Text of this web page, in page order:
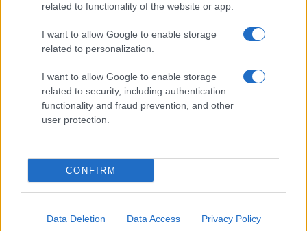
related to functionality of the website or app.
I want to allow Google to enable storage
related to personalization.
I want to allow Google to enable storage
related to security, including authentication
functionality and fraud prevention, and other
user protection.
CONFIRM
Data Deletion Data Access Privacy Policy